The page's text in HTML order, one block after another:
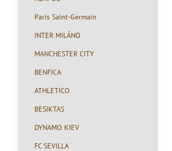
Paris Saint-Germain
INTER MILÁNO
MANCHESTER CITY
BENFICA
ATHLETICO
BESIKTAS
DYNAMO KIEV
FC SEVILLA